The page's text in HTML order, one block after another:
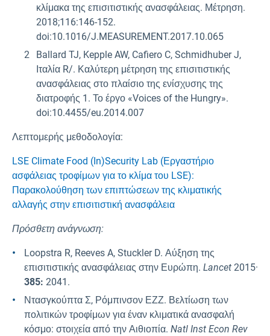
κλίμακα της επισιτιστικής ανασφάλειας. Μέτρηση.
2018;116:146-152.
doi:10.1016/J.MEASUREMENT.2017.10.065
Ballard TJ, Kepple AW, Cafiero C, Schmidhuber J,
Ιταλία R/. Καλύτερη μέτρηση της επισιτιστικής
ανασφάλειας στο πλαίσιο της ενίσχυσης της
διατροφής 1. Το έργο «Voices of the Hungry».
doi:10.4455/eu.2014.007
Λεπτομερής μεθοδολογία:
LSE Climate Food (In)Security Lab (Εργαστήριο
ασφάλειας τροφίμων για το κλίμα του LSE):
Παρακολούθηση των επιπτώσεων της κλιματικής
αλλαγής στην επισιτιστική ανασφάλεια
Πρόσθετη ανάγνωση:
Loopstra R, Reeves A, Stuckler D. Αύξηση της
επισιτιστικής ανασφάλειας στην Ευρώπη. Lancet 2015·
385: 2041.
Ντασγκούπτα Σ, Ρόμπινσον ΕΖΖ. Βελτίωση των
πολιτικών τροφίμων για έναν κλιματικά ανασφαλή
κόσμο: στοιχεία από την Αιθιοπία. Natl Inst Econ Rev